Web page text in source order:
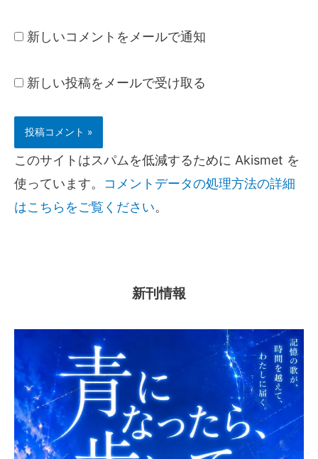
新しいコメントをメールで通知
新しい投稿をメールで受け取る
このサイトはスパムを低減するために Akismet を
使っています。 コメントデータの処理方法の詳細
はこちらをご覧ください。
新刊情報